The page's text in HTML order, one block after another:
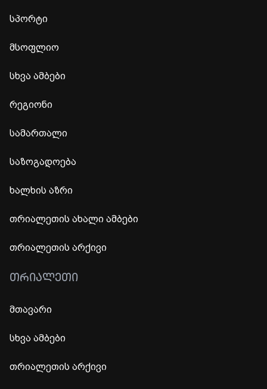
სპორტი
მსოფლიო
სხვა ამბები
რეგიონი
სამართალი
საზოგადოება
ხალხის აზრი
თრიალეთის ახალი ამბები
თრიალეთის არქივი
ᲗᲠᲘᲐᲚᲔᲗᲘ
მთავარი
სხვა ამბები
თრიალეთის არქივი